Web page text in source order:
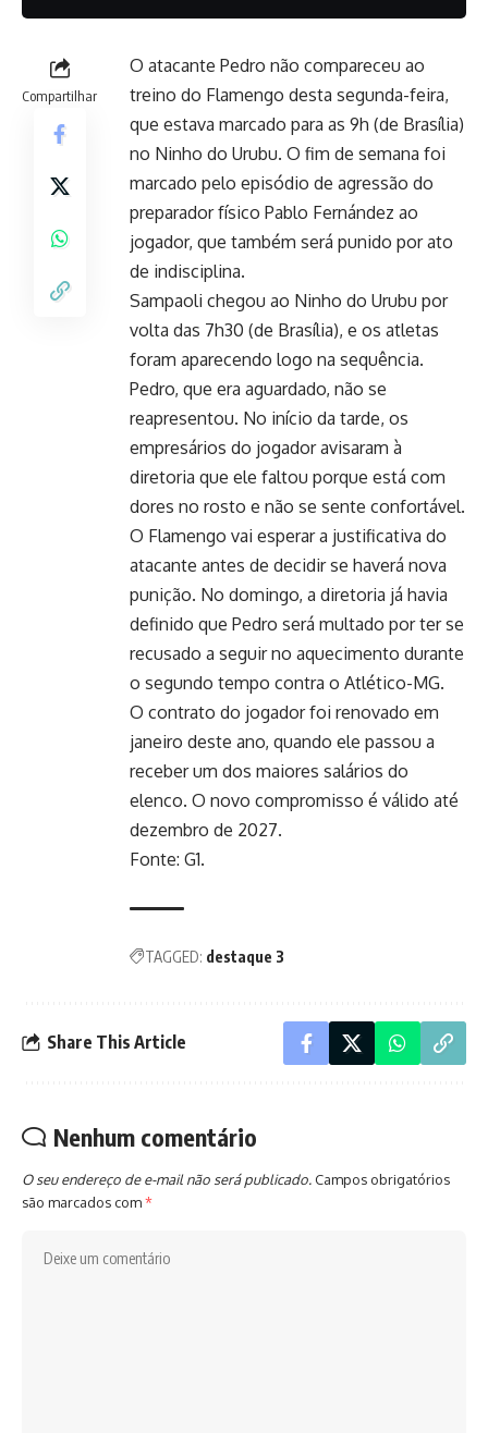
Compartilhar
O atacante Pedro não compareceu ao
treino do Flamengo desta segunda-feira,
que estava marcado para as 9h (de Brasília)
no Ninho do Urubu. O fim de semana foi
marcado pelo episódio de agressão do
preparador físico Pablo Fernández ao
jogador, que também será punido por ato
de indisciplina.
Sampaoli chegou ao Ninho do Urubu por
volta das 7h30 (de Brasília), e os atletas
foram aparecendo logo na sequência.
Pedro, que era aguardado, não se
reapresentou. No início da tarde, os
empresários do jogador avisaram à
diretoria que ele faltou porque está com
dores no rosto e não se sente confortável.
O Flamengo vai esperar a justificativa do
atacante antes de decidir se haverá nova
punição. No domingo, a diretoria já havia
definido que Pedro será multado por ter se
recusado a seguir no aquecimento durante
o segundo tempo contra o Atlético-MG.
O contrato do jogador foi renovado em
janeiro deste ano, quando ele passou a
receber um dos maiores salários do
elenco. O novo compromisso é válido até
dezembro de 2027.
Fonte: G1.
TAGGED: destaque 3
Share This Article
Nenhum comentário
O seu endereço de e-mail não será publicado. Campos obrigatórios
são marcados com*